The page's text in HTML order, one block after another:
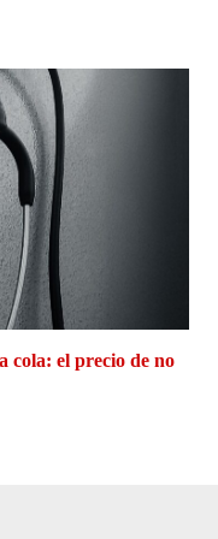
cola: el precio de no